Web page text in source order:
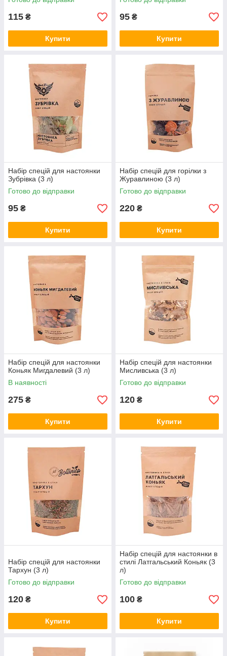
115 ₴
Купити
95 ₴
Купити
Набір спецій для настоянки
Зубрівка (3 л)
Готово до відправки
95 ₴
Купити
Набір спецій для горілки з
Журавлиною (3 л)
Готово до відправки
220 ₴
Купити
Набір спецій для настоянки
Коньяк Мигдалевий (3 л)
В наявності
275 ₴
Купити
Набір спецій для настоянки
Мисливська (3 л)
Готово до відправки
120 ₴
Купити
Набір спецій для настоянки
Тархун (3 л)
Готово до відправки
120 ₴
Купити
Набір спецій для настоянки в
стилі Латгальський Коньяк (3
л)
Готово до відправки
100 ₴
Купити